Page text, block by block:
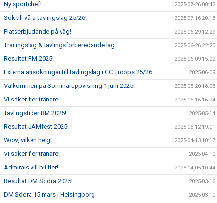
Ny sportchef! 2025-07-26 08:43
Sök till våra tävlingslag 25/26! 2025-07-16 20:13
Platserbjudande på väg! 2025-06-29 12:29
Träningslag & tävlingsförberedande lag 2025-06-26 22:20
Resultat RM 2025! 2025-06-09 15:02
Externa ansökningar till tävlingslag i GC Troops 25/26 2025-06-09
Välkommen på Sommaruppvisning 1 juni 2025! 2025-05-20 18:03
Vi söker fler tränare! 2025-05-16 16:24
Tävlingstider RM 2025! 2025-05-14
Resultat JAMfest 2025! 2025-05-12 19:01
Wow, vilken helg! 2025-04-13 10:17
Vi söker fler tränare! 2025-04-10
Admirals vill bli fler! 2025-04-05 10:44
Resultat DM Södra 2025! 2025-03-16
DM Södra 15 mars i Helsingborg 2025-03-10